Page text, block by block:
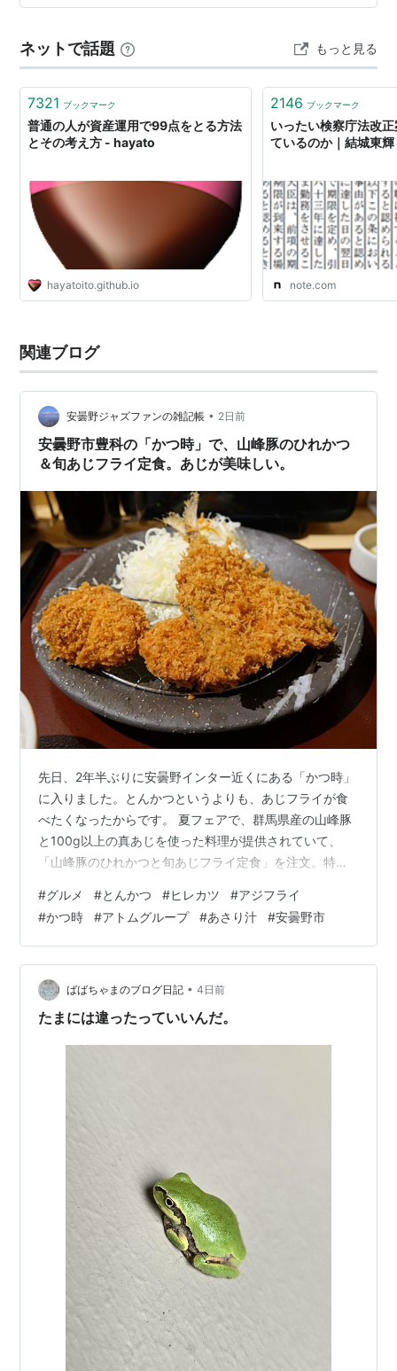
甘みが増し、とくに熱々のうちが味わい深いです。最初
ん。 白味噌の甘めの豚汁は、肉も野菜も具沢山。また大
盛でなくとも、キャベツもご飯も盛りだくさん。 真ん中
の小皿は煮凝りで、予想…
ネットで話題 もっと見る
7321 ブックマーク
普通の人が資産運用で99点をとる方法
とその考え方 - hayato
hayatoito.github.io
2146 ブックマーク
いったい検察庁法改
ているのか｜結城東
note.com
関連ブログ
安曇野ジャズファンの雑記帳 • 2日前
安曇野市豊科の「かつ時」で、山峰豚のひれかつ
＆旬あじフライ定食。あじが美味しい。
先日、2年半ぶりに安曇野インター近くにある「かつ時」
に入りました。とんかつというよりも、あじフライが食
べたくなったからです。 夏フェアで、群馬県産の山峰豚
と100g以上の真あじを使った料理が提供されていて、
「山峰豚のひれかつと旬あじフライ定食」を注文。特に
夏フェアのメニュー。山峰豚＆旬あじフライフェア ま
ず、キャベツのドレッシングや胡麻が運ばれてきまし
た。 山峰豚のひれかつ＆旬あじフライ定食 ひれかつとあ
じフライ あさり汁 麦ごはん。小盛を注文。 あじフライ
用の薬味。わさびとゆず胡椒。 ダイコンおろしにかけて
使うポン酢。 ひれかつの断面 …
#グルメ #とんかつ #ヒレカツ #アジフライ
#かつ時 #アトムグループ #あさり汁 #安曇野市
ばばちゃまのブログ日記 • 4日前
たまには違ったっていいんだ。